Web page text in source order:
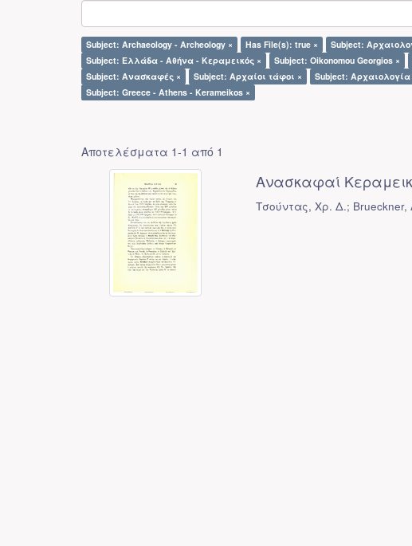
Subject: Archaeology - Archeology × Has File(s): true × Subject:
Subject: Ελλάδα - Αθήνα - Κεραμεικός ×
Subject: Oikonomou Georgios ×
Subject: Ανασκαφές ×
Subject: Αρχαίοι τάφοι × Subject: Αρχαιολογία
Subject: Greece - Athens - Kerameikos ×
Αποτελέσματα 1-1 από 1
Ανασκαφαί
Τσούντας, Χρ. Δ.; Brueckner,